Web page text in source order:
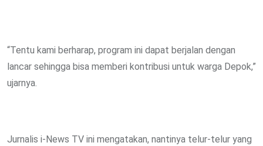
“Tentu kami berharap, program ini dapat berjalan dengan
lancar sehingga bisa memberi kontribusi untuk warga Depok,”
ujarnya.
Jurnalis i-News TV ini mengatakan, nantinya telur-telur yang